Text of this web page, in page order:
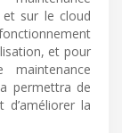
et sur le cloud
et pour
permettra de
d’améliorer la